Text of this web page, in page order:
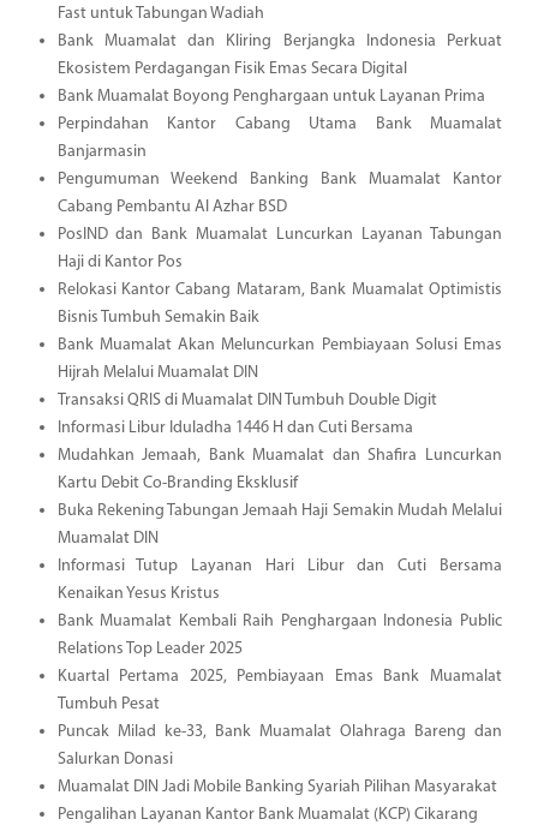
Fast untuk Tabungan Wadiah
Bank Muamalat dan Kliring Berjangka Indonesia Perkuat
Ekosistem Perdagangan Fisik Emas Secara Digital
Bank Muamalat Boyong Penghargaan untuk Layanan Prima
Perpindahan Kantor Cabang Utama Bank Muamalat
Banjarmasin
Pengumuman Weekend Banking Bank Muamalat Kantor
Cabang Pembantu Al Azhar BSD
PosIND dan Bank Muamalat Luncurkan Layanan Tabungan
Haji di Kantor Pos
Relokasi Kantor Cabang Mataram, Bank Muamalat Optimistis
Bisnis Tumbuh Semakin Baik
Bank Muamalat Akan Meluncurkan Pembiayaan Solusi Emas
Hijrah Melalui Muamalat DIN
Transaksi QRIS di Muamalat DIN Tumbuh Double Digit
Informasi Libur Iduladha 1446 H dan Cuti Bersama
Mudahkan Jemaah, Bank Muamalat dan Shafira Luncurkan
Kartu Debit Co-Branding Eksklusif
Buka Rekening Tabungan Jemaah Haji Semakin Mudah Melalui
Muamalat DIN
Informasi Tutup Layanan Hari Libur dan Cuti Bersama
Kenaikan Yesus Kristus
Bank Muamalat Kembali Raih Penghargaan Indonesia Public
Relations Top Leader 2025
Kuartal Pertama 2025, Pembiayaan Emas Bank Muamalat
Tumbuh Pesat
Puncak Milad ke-33, Bank Muamalat Olahraga Bareng dan
Salurkan Donasi
Muamalat DIN Jadi Mobile Banking Syariah Pilihan Masyarakat
Pengalihan Layanan Kantor Bank Muamalat (KCP) Cikarang